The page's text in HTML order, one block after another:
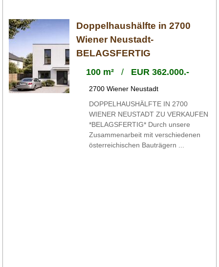
Doppelhaushälfte in 2700
Wiener Neustadt-
BELAGSFERTIG
100 m²/ EUR 362.000.-
2700 Wiener Neustadt
DOPPELHAUSHÄLFTE IN 2700
WIENER NEUSTADT ZU VERKAUFEN
*BELAGSFERTIG* Durch unsere
Zusammenarbeit mit verschiedenen
österreichischen Bauträgern ...